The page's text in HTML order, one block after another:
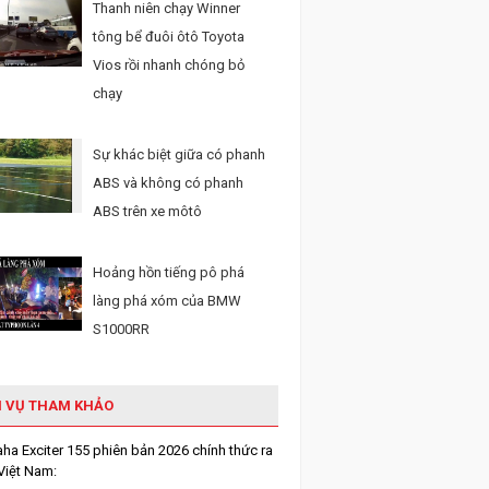
Thanh niên chạy Winner
tông bể đuôi ôtô Toyota
Vios rồi nhanh chóng bỏ
chạy
Sự khác biệt giữa có phanh
ABS và không có phanh
ABS trên xe môtô
Hoảng hồn tiếng pô phá
làng phá xóm của BMW
S1000RR
VỤ THAM KHẢO